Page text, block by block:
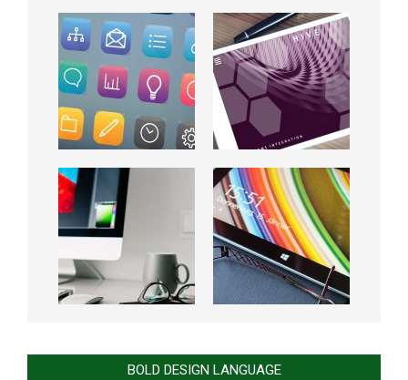
BOLD DESIGN LANGUAGE